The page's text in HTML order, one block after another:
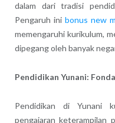
dalam dari tradisi
Pengaruh ini bonus new
memengaruhi kurikulum,
dipegang oleh banyak
Pendidikan Yunani:
Pendidikan di Yunani
pengajaran keterampilan